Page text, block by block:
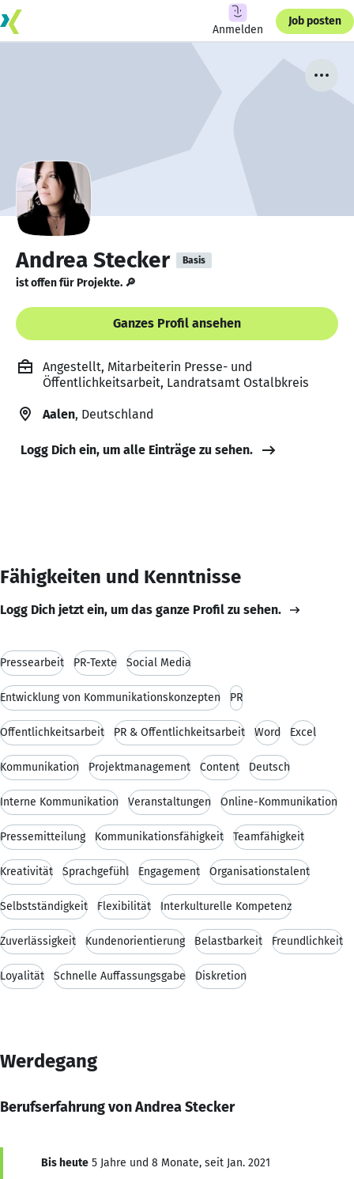
Anmelden
Job posten
Andrea Stecker Basis
ist offen für Projekte. 🔎
Ganzes Profil ansehen
Angestellt, Mitarbeiterin Presse- und
Öffentlichkeitsarbeit, Landratsamt Ostalbkreis
Aalen, Deutschland
Logg Dich ein, um alle Einträge zu sehen.
Fähigkeiten und Kenntnisse
Logg Dich jetzt ein, um das ganze Profil zu sehen.
Pressearbeit PR-Texte Social Media
Entwicklung von Kommunikationskonzepten PR
Öffentlichkeitsarbeit PR & Öffentlichkeitsarbeit Word Excel
Kommunikation Projektmanagement Content Deutsch
Interne Kommunikation Veranstaltungen Online-Kommunikation
Pressemitteilung Kommunikationsfähigkeit Teamfähigkeit
Kreativität Sprachgefühl Engagement Organisationstalent
Selbstständigkeit Flexibilität Interkulturelle Kompetenz
Zuverlässigkeit Kundenorientierung Belastbarkeit Freundlichkeit
Loyalität Schnelle Auffassungsgabe Diskretion
Werdegang
Berufserfahrung von Andrea Stecker
Bis heute 5 Jahre und 8 Monate, seit Jan. 2021